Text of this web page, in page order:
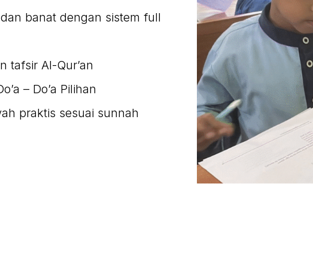
banat dengan sistem full
tafsir Al-Qur’an
– Do’a Pilihan
praktis sesuai sunnah